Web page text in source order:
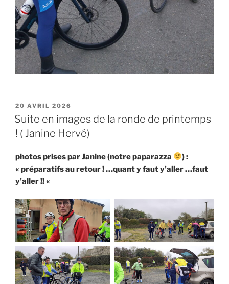
PUBLIÉ
LE
20 AVRIL 2026
Suite en images de la ronde de printemps
! ( Janine Hervé)
photos prises par Janine (notre paparazza
) :
« préparatifs au retour ! …quant y faut y’aller …faut
y’aller !! «